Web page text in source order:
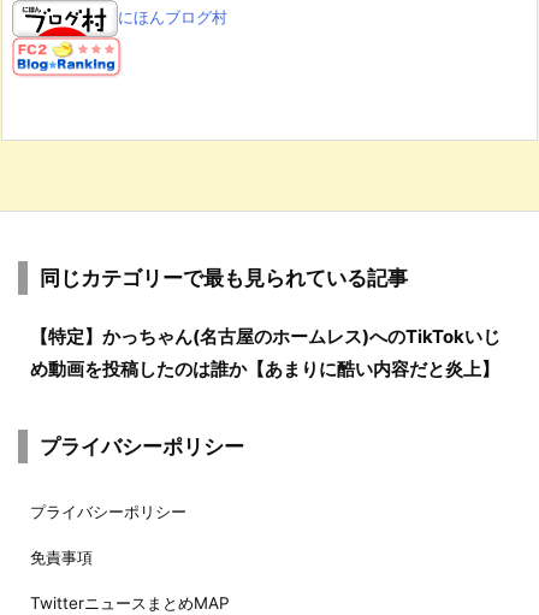
にほんブログ村
同じカテゴリーで最も見られている記事
【特定】かっちゃん(名古屋のホームレス)へのTikTokいじ
め動画を投稿したのは誰か【あまりに酷い内容だと炎上】
プライバシーポリシー
プライバシーポリシー
免責事項
TwitterニュースまとめMAP